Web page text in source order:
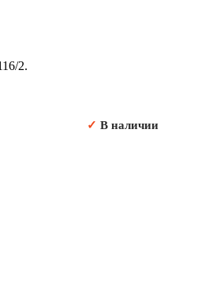
2.
✓ В наличии